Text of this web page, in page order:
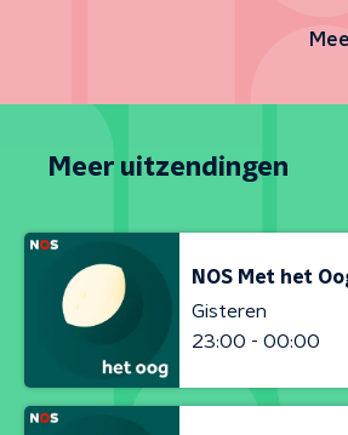
Meer uitzendingen
NOS Met het
Gisteren
23:00 - 00:00